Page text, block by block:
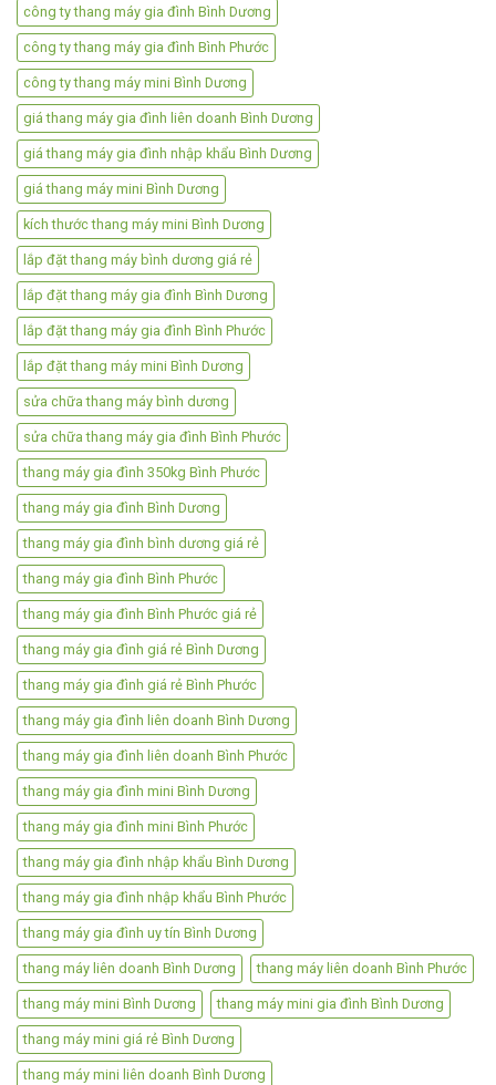
công ty thang máy gia đình Bình Dương
công ty thang máy gia đình Bình Phước
công ty thang máy mini Bình Dương
giá thang máy gia đình liên doanh Bình Dương
giá thang máy gia đình nhập khẩu Bình Dương
giá thang máy mini Bình Dương
kích thước thang máy mini Bình Dương
lắp đặt thang máy bình dương giá rẻ
lắp đặt thang máy gia đình Bình Dương
lắp đặt thang máy gia đình Bình Phước
lắp đặt thang máy mini Bình Dương
sửa chữa thang máy bình dương
sửa chữa thang máy gia đình Bình Phước
thang máy gia đình 350kg Bình Phước
thang máy gia đình Bình Dương
thang máy gia đình bình dương giá rẻ
thang máy gia đình Bình Phước
thang máy gia đình Bình Phước giá rẻ
thang máy gia đình giá rẻ Bình Dương
thang máy gia đình giá rẻ Bình Phước
thang máy gia đình liên doanh Bình Dương
thang máy gia đình liên doanh Bình Phước
thang máy gia đình mini Bình Dương
thang máy gia đình mini Bình Phước
thang máy gia đình nhập khẩu Bình Dương
thang máy gia đình nhập khẩu Bình Phước
thang máy gia đình uy tín Bình Dương
thang máy liên doanh Bình Dương thang máy liên doanh Bình Phước
thang máy mini Bình Dương thang máy mini gia đình Bình Dương
thang máy mini giá rẻ Bình Dương
thang máy mini liên doanh Bình Dương